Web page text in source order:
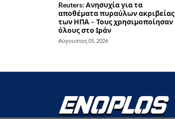
Reuters: Ανησυχία για τα
αποθέματα πυραύλων ακριβείας
των ΗΠΑ – Τους χρησιμοποίησαν
όλους στο Ιράν
Αύγουστος 05, 2026